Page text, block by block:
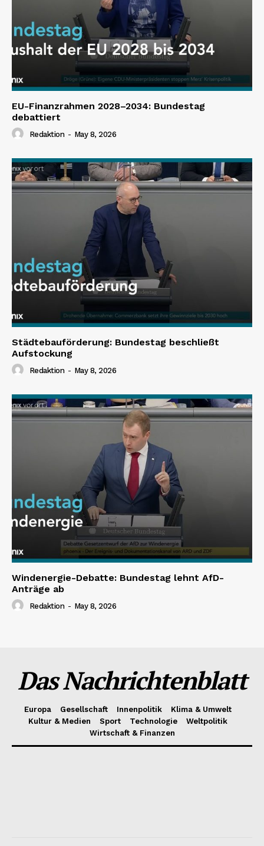
EU-Finanzrahmen 2028–2034: Bundestag
debattiert
Redaktion - May 8, 2026
Städtebauförderung: Bundestag beschließt
Aufstockung
Redaktion - May 8, 2026
Windenergie-Debatte: Bundestag lehnt AfD-
Anträge ab
Redaktion - May 8, 2026
Das Nachrichtenblatt
Europa Gesellschaft Innenpolitik
Klima & Umwelt
Kultur & Medien
Sport Technologie
Weltpolitik
Wirtschaft & Finanzen